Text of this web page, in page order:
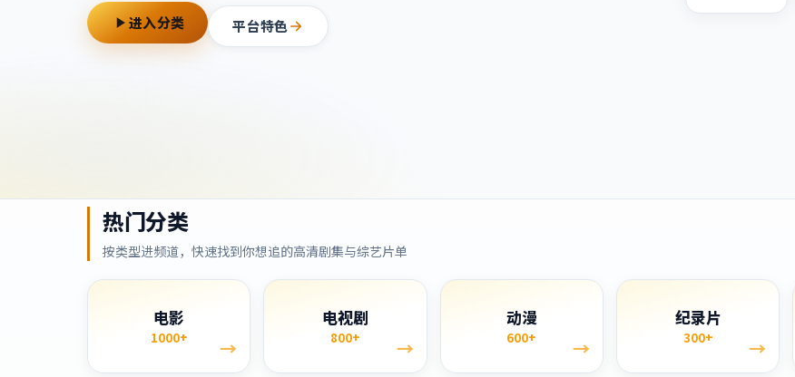
进入分类 平台特色
热门分类
按类型进频道，快速找到你想追的高清剧集与综艺片单
电影
1000+ →
电视剧
800+ →
动漫
600+ →
纪录片
300+ →